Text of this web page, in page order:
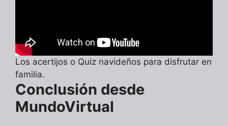
Los acertijos o Quiz navideños para disfrutar en
familia.
Conclusión desde
MundoVirtual